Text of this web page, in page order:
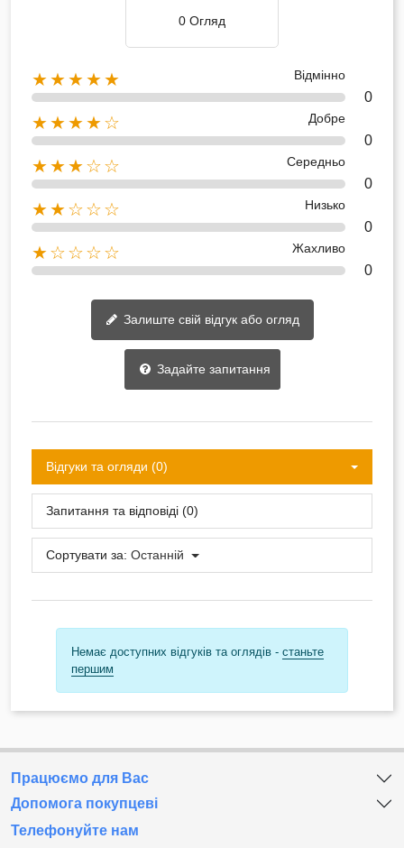
0 Огляд
★★★★★ Відмінно
0
★★★★☆ Добре
0
★★★☆☆ Середньо
0
★★☆☆☆ Низько
0
★☆☆☆☆ Жахливо
0
Залиште свій відгук або огляд
Задайте запитання
Відгуки та огляди (0)
Запитання та відповіді (0)
Сортувати за: Останній
Немає доступних відгуків та оглядів - станьте
першим
Працюємо для Вас
Допомога покупцеві
Телефонуйте нам